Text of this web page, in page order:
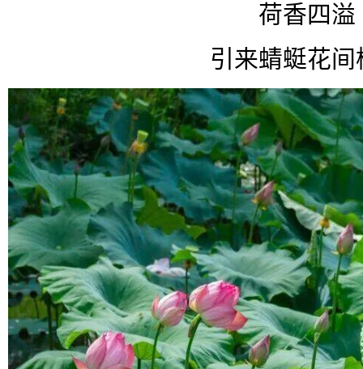
荷香四溢
引来蜻蜓花间